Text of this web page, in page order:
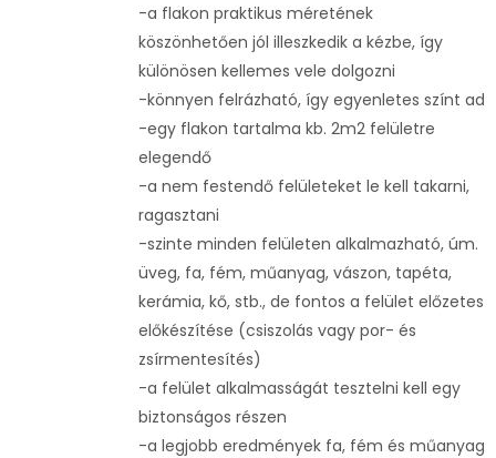
-a flakon praktikus méretének
köszönhetően jól illeszkedik a kézbe, így
különösen kellemes vele dolgozni
-könnyen felrázható, így egyenletes színt ad
-egy flakon tartalma kb. 2m2 felületre
elegendő
-a nem festendő felületeket le kell takarni,
ragasztani
-szinte minden felületen alkalmazható, úm.
üveg, fa, fém, műanyag, vászon, tapéta,
kerámia, kő, stb., de fontos a felület előzetes
előkészítése (csiszolás vagy por- és
zsírmentesítés)
-a felület alkalmasságát tesztelni kell egy
biztonságos részen
-a legjobb eredmények fa, fém és műanyag